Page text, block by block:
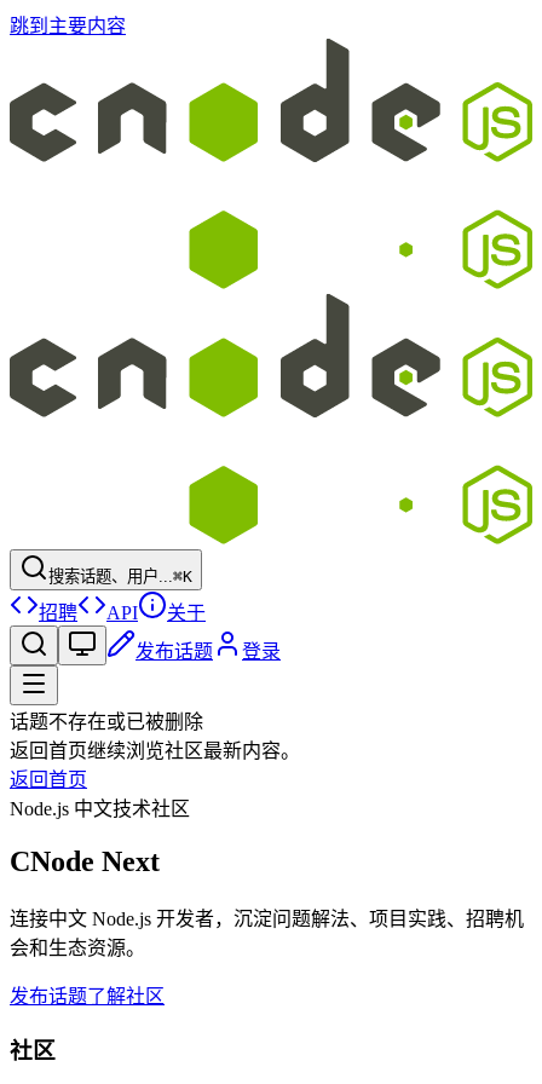
跳到主要内容
搜索话题、用户...⌘K
招聘 API
关于
发布话题
登录
话题不存在或已被删除
返回首页继续浏览社区最新内容。
返回首页
Node.js 中文技术社区
CNode Next
连接中文 Node.js 开发者，沉淀问题解法、项目实践、招聘机
会和生态资源。
发布话题了解社区
社区